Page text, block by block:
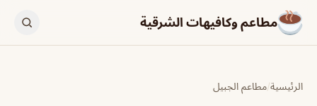
مطاعم وكافيهات الشرقية
الرئيسية/مطاعم الجبيل